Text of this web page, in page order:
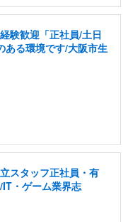
験歓迎「正社員/土日
ある環境です/大阪市生
スタッフ正社員・有
・ゲーム業界志